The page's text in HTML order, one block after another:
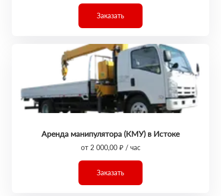
Заказать
Аренда манипулятора (КМУ) в Истоке
от 2 000,00 ₽ / час
Заказать